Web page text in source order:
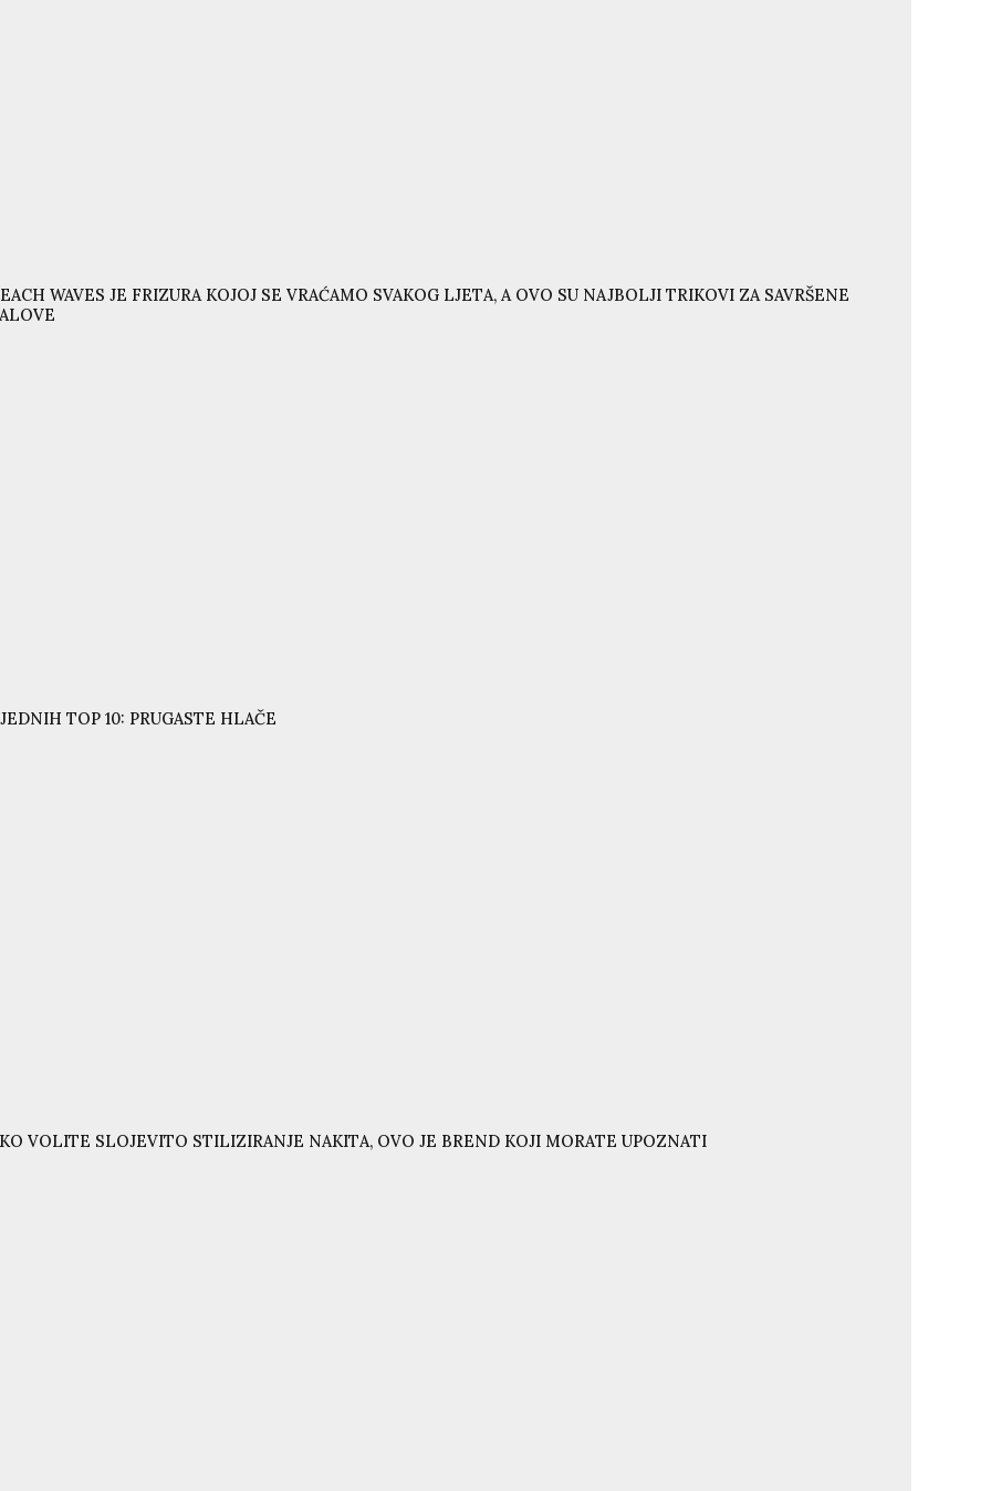
WAVES JE FRIZURA KOJOJ SE VRAĆAMO SVAKOG LJETA, A OVO SU NAJBOLJI TRIKOVI ZA SAVRŠENE
TOP 10: PRUGASTE HLAČE
VOLITE SLOJEVITO STILIZIRANJE NAKITA, OVO JE BREND KOJI MORATE UPOZNATI